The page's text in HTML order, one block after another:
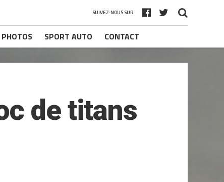
SUIVEZ-NOUS SUR
PHOTOS SPORT AUTO CONTACT
de titans